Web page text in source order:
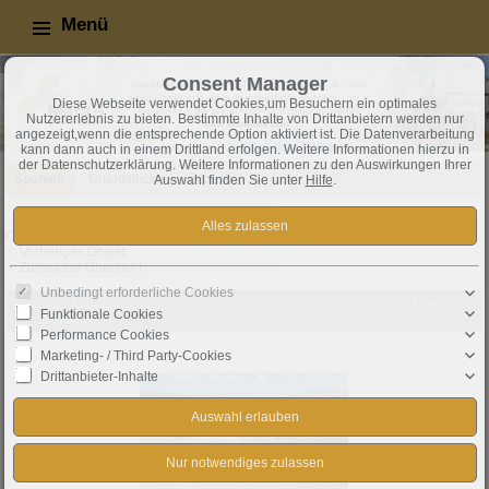
Menü
Grundstücke Exposé
Zurück zur Übersicht
Casares: Andalusien, Costa del Sol, Casares -
Baugrundstück
2421
Consent Manager
Diese Webseite verwendet Cookies,um Besuchern ein optimales
Nutzererlebnis zu bieten. Bestimmte Inhalte von Drittanbietern werden nur
angezeigt,wenn die entsprechende Option aktiviert ist. Die Datenverarbeitung
kann dann auch in einem Drittland erfolgen. Weitere Informationen hierzu in
der Datenschutzerklärung. Weitere Informationen zu den Auswirkungen Ihrer
Auswahl finden Sie unter Hilfe
Unbedingt erforderliche Cookies
Funktionale Cookies
Performance Cookies
Marketing- / Third Party-Cookies
Drittanbieter-Inhalte